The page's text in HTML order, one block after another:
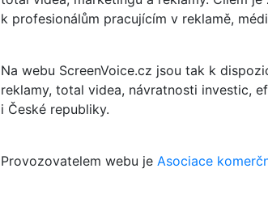
k profesionálům pracujícím v reklamě,
Na webu ScreenVoice.cz jsou tak k
reklamy, total videa, návratnosti investic,
i České republiky.
Provozovatelem webu je Asociace